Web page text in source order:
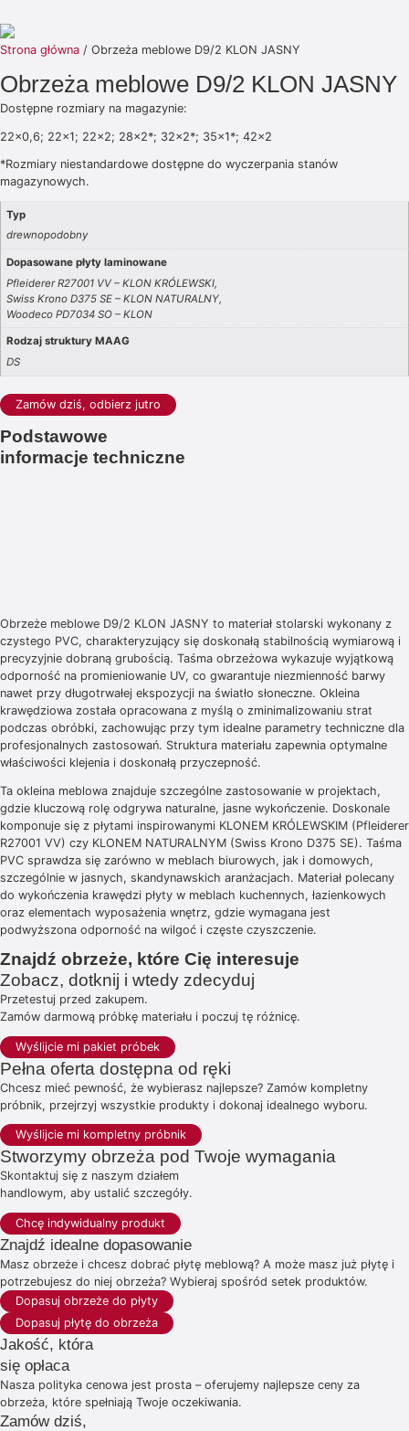
Strona główna / Obrzeża meblowe D9/2 KLON JASNY
Obrzeża meblowe D9/2 KLON JASNY
Dostępne rozmiary na magazynie:
22×0,6; 22×1; 22×2; 28×2*; 32×2*; 35×1*; 42×2
*Rozmiary niestandardowe dostępne do wyczerpania stanów
magazynowych.
Typ
drewnopodobny
Dopasowane płyty laminowane
Pfleiderer R27001 VV – KLON KRÓLEWSKI,
Swiss Krono D375 SE – KLON NATURALNY,
Woodeco PD7034 SO – KLON
Rodzaj struktury MAAG
DS
Zamów dziś, odbierz jutro
Podstawowe
informacje techniczne
Obrzeże meblowe D9/2 KLON JASNY to materiał stolarski wykonany z
czystego PVC, charakteryzujący się doskonałą stabilnością wymiarową i
precyzyjnie dobraną grubością. Taśma obrzeżowa wykazuje wyjątkową
odporność na promieniowanie UV, co gwarantuje niezmienność barwy
nawet przy długotrwałej ekspozycji na światło słoneczne. Okleina
krawędziowa została opracowana z myślą o zminimalizowaniu strat
podczas obróbki, zachowując przy tym idealne parametry techniczne dla
profesjonalnych zastosowań. Struktura materiału zapewnia optymalne
właściwości klejenia i doskonałą przyczepność.
Ta okleina meblowa znajduje szczególne zastosowanie w projektach,
gdzie kluczową rolę odgrywa naturalne, jasne wykończenie. Doskonale
komponuje się z płytami inspirowanymi KLONEM KRÓLEWSKIM (Pfleiderer
R27001 VV) czy KLONEM NATURALNYM (Swiss Krono D375 SE). Taśma
PVC sprawdza się zarówno w meblach biurowych, jak i domowych,
szczególnie w jasnych, skandynawskich aranżacjach. Materiał polecany
do wykończenia krawędzi płyty w meblach kuchennych, łazienkowych
oraz elementach wyposażenia wnętrz, gdzie wymagana jest
podwyższona odporność na wilgoć i częste czyszczenie.
Znajdź obrzeże, które Cię interesuje
Zobacz, dotknij i wtedy zdecyduj
Przetestuj przed zakupem.
Zamów darmową próbkę materiału i poczuj tę różnicę.
Wyślijcie mi pakiet próbek
Pełna oferta dostępna od ręki
Chcesz mieć pewność, że wybierasz najlepsze? Zamów kompletny
próbnik, przejrzyj wszystkie produkty i dokonaj idealnego wyboru.
Wyślijcie mi kompletny próbnik
Stworzymy obrzeża pod Twoje wymagania
Skontaktuj się z naszym działem
handlowym, aby ustalić szczegóły.
Chcę indywidualny produkt
Znajdź idealne dopasowanie
Masz obrzeże i chcesz dobrać płytę meblową? A może masz już płytę i
potrzebujesz do niej obrzeża? Wybieraj spośród setek produktów.
Dopasuj obrzeże do płyty
Dopasuj płytę do obrzeża
Jakość, która
się opłaca
Nasza polityka cenowa jest prosta – oferujemy najlepsze ceny za
obrzeża, które spełniają Twoje oczekiwania.
Zamów dziś,